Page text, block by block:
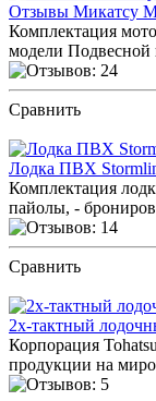
Отзывы Микатсу
Комплектация
модели Подвесной
Сравнить
Лодка ПВХ
Комплектация
пайолы, -
Сравнить
2х-тактный
Корпорация
продукции на